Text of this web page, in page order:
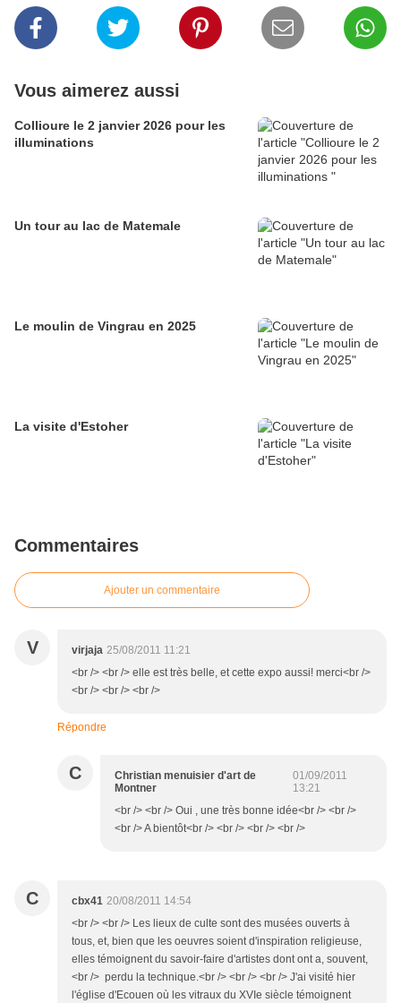
Vous aimerez aussi
Collioure le 2 janvier 2026 pour les
illuminations
Un tour au lac de Matemale
Le moulin de Vingrau en 2025
La visite d'Estoher
Commentaires
Ajouter un commentaire
V virjaja 25/08/2011 11:21
<br /> <br /> elle est très belle, et cette expo aussi! merci<br />
<br /> <br /> <br />
Répondre
C
Christian menuisier d'art de
Montner
01/09/2011
13:21
<br /> <br /> Oui , une très bonne idée<br /> <br />
<br /> A bientôt<br /> <br /> <br /> <br />
C cbx41 20/08/2011 14:54
<br /> <br /> Les lieux de culte sont des musées ouverts à
tous, et, bien que les oeuvres soient d'inspiration religieuse,
elles témoignent du savoir-faire d'artistes dont ont a, souvent,
<br /> perdu la technique.<br /> <br /> <br /> J'ai visité hier
l'église d'Ecouen où les vitraux du XVIe siècle témoignent